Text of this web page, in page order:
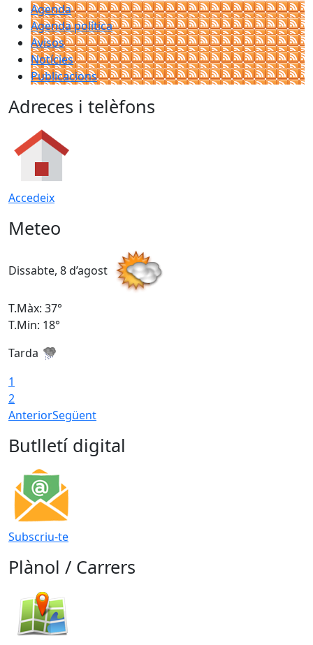
Agenda
Agenda política
Avisos
Notícies
Publicacions
Adreces i telèfons
Accedeix
Meteo
Dissabte, 8 d’agost
T.Màx: 37°
T.Min: 18°
Tarda
1
2
AnteriorSegüent
Butlletí digital
Subscriu-te
Plànol / Carrers